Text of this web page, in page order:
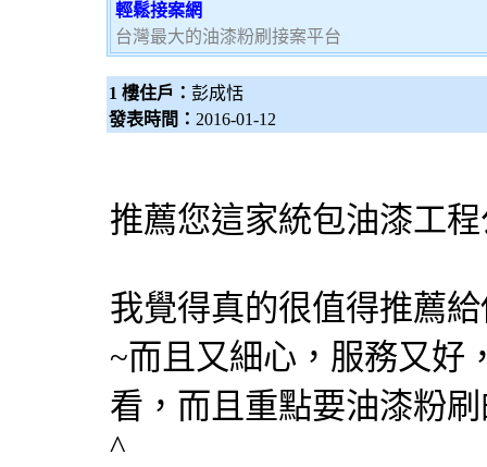
輕鬆接案網
台灣最大的油漆粉刷接案平台
1 樓住戶： 彭成恬
發表時間： 2016-01-12
推薦您這家統包油漆工
我覺得真的很值得推薦
~而且又細心，服務又好
看，而且重點要油漆粉刷
^